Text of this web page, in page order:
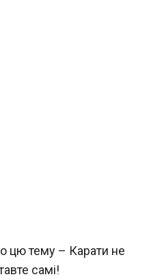
цю тему – Карати не
самі!